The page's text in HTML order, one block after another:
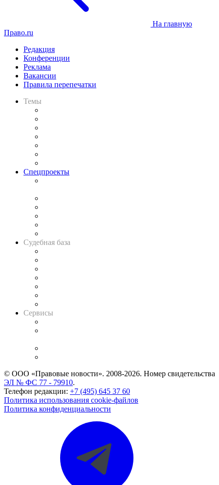
На главную
Право.ru
Редакция
Конференции
Реклама
Вакансии
Правила перепечатки
Темы
Спецпроекты
Судебная база
Сервисы
© ООО «Правовые новости». 2008-2026. Номер свидетельства
ЭЛ № ФС 77 - 79910.
Телефон редакции: +7 (495) 645 37 60
Политика использования cookie-файлов
Политика конфиденциальности